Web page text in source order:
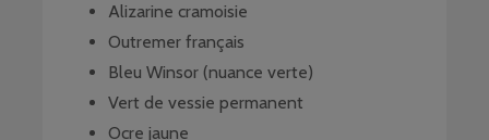
Alizarine cramoisie
Outremer français
Bleu Winsor (nuance verte)
Vert de vessie permanent
Ocre jaune